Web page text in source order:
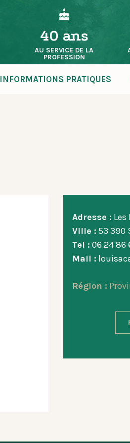
40 ans
AU SERVICE DE LA
PROFESSION
INFORMATIONS PRATIQUES
Adresse : Les
Ville : 53 390
Tel : 06 24 86
Mail :
Région :